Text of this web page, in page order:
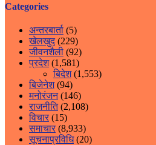
Categories
अन्तरबार्ता (5)
खेलखुद(229)
जीवनशैली (92)
प्रदेश(1,581)
बिदेश(1,553)
बिजेनेश(94)
मनोरंजन(146)
राजनीति(2,108)
विचार(15)
समाचार(8,933)
सूचनाप्रविधि(20)